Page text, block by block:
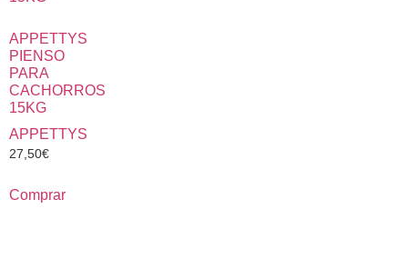
APPETTYS
PIENSO
PARA
CACHORROS
15KG
APPETTYS
27,50€
Comprar